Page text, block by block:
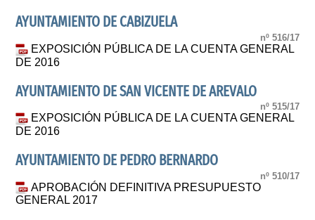
AYUNTAMIENTO DE CABIZUELA
nº 516/17
EXPOSICIÓN PÚBLICA DE LA CUENTA GENERAL
DE 2016
AYUNTAMIENTO DE SAN VICENTE DE AREVALO
nº 515/17
EXPOSICIÓN PÚBLICA DE LA CUENTA GENERAL
DE 2016
AYUNTAMIENTO DE PEDRO BERNARDO
nº 510/17
APROBACIÓN DEFINITIVA PRESUPUESTO
GENERAL 2017